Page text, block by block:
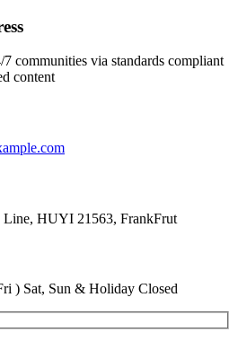
communities via standards compliant
content
Line, HUYI 21563, FrankFrut
) Sat, Sun & Holiday Closed